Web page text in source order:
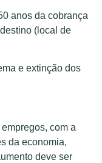
anos da cobrança
(local de
e extinção dos
com a
da economia,
deve ser